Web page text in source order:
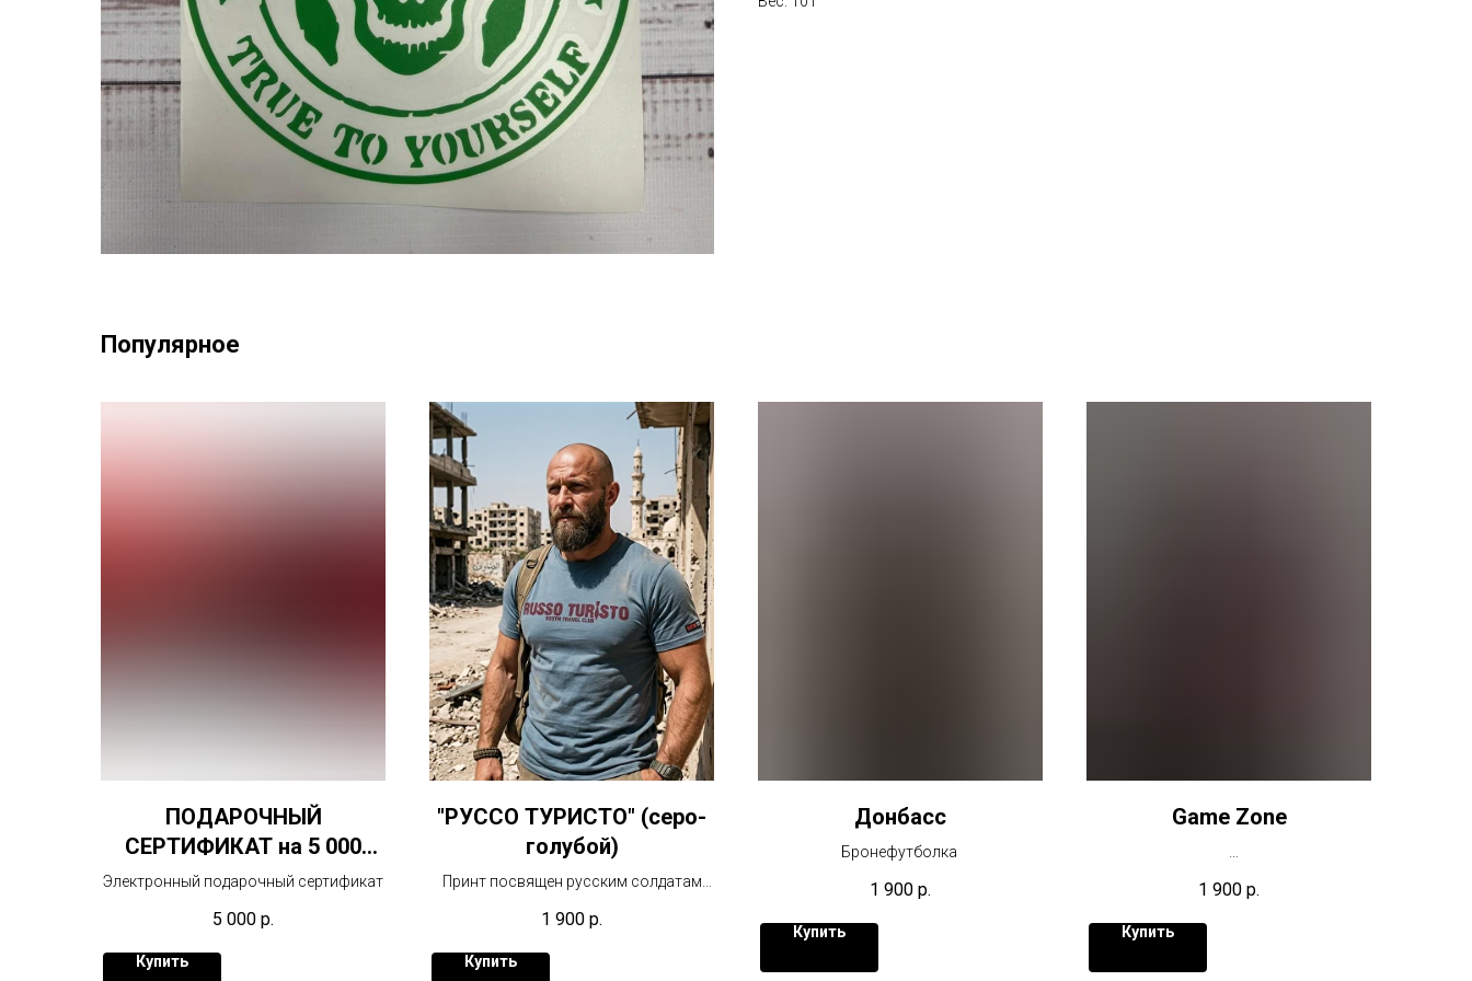
Популярное
ПОДАРОЧНЫЙ
СЕРТИФИКАТ на 5 000
рублей
Электронный подарочный сертификат
5 000 р.
Купить
"РУССО ТУРИСТО" (серо-
голубой)
Принт посвящен русским солдатам
направлениях.
1 900 р.
Купить
Донбасс
Бронефутболка
1 900 р.
Купить
Game Zone
1 900 р.
Купить